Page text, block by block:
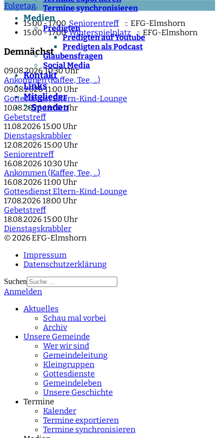
Termine synchronisieren
Medien
Predigten
Predigten auf Youtube
Predigten als Podcast
Glaubensfragen
Social Media
Kontakt
Links
Mitglieder
">Spenden
Folgetag
15:00 - 17:00Seniorentreff
:: EFG-Elmshorn
15:00 - 17:00Winterspielplatz :: EFG-Elmshorn
Demnächst
09.08.2026 10:30 Uhr
Ankommen (Kaffee, Tee, ...)
09.08.2026 11:00 Uhr
Gottesdienst Eltern-Kind-Lounge
10.08.2026 18:00 Uhr
Gebetstreff
11.08.2026 15:00 Uhr
Dienstagskrabbler
12.08.2026 15:00 Uhr
Seniorentreff
16.08.2026 10:30 Uhr
Ankommen (Kaffee, Tee, ...)
16.08.2026 11:00 Uhr
Gottesdienst Eltern-Kind-Lounge
17.08.2026 18:00 Uhr
Gebetstreff
18.08.2026 15:00 Uhr
Dienstagskrabbler
© 2026 EFG-Elmshorn
Impressum
Datenschutzerklärung
Suchen
Type 2 or more
Anmelden
Aktuelles
Schau mal vorbei
Archiv
Unsere Gemeinde
Wer wir sind
Gemeindeleitung
Kleingruppen
Gottesdienste
Gemeindeleben
Unsere Geschichte
Termine
Kalender
Termine exportieren
Termine synchronisieren